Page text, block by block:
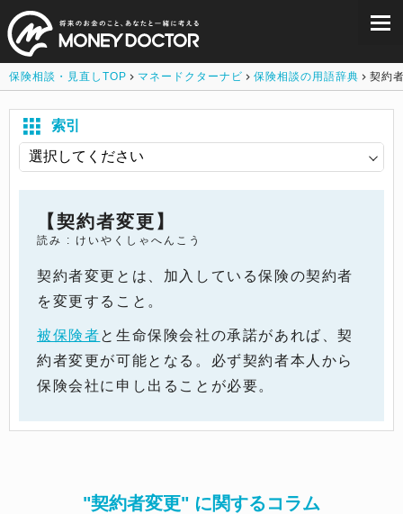
保険相談・見直しTOP マネードクターナビ 保険相談の用語辞典 契約
索引
【契約者変更】
読み : けいやくしゃへんこう
契約者変更とは、加入している保険の契約者
を変更すること。
被保険者と生命保険会社の承諾があれば、契
約者変更が可能となる。必ず契約者本人から
保険会社に申し出ることが必要。
"契約者変更" に関するコラム